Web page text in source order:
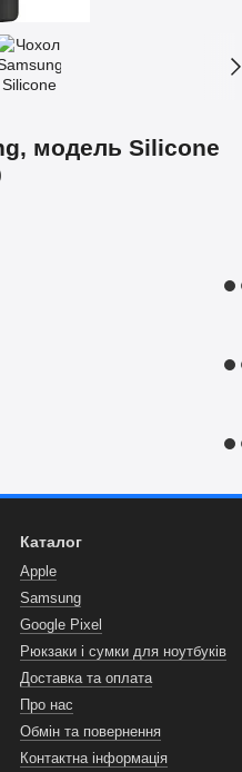
модель Silicone
Каталог
Apple
Samsung
Google Pixel
Рюкзаки і сумки для ноутбуків
Доставка та оплата
Про нас
Обмін та повернення
Контактна інформація